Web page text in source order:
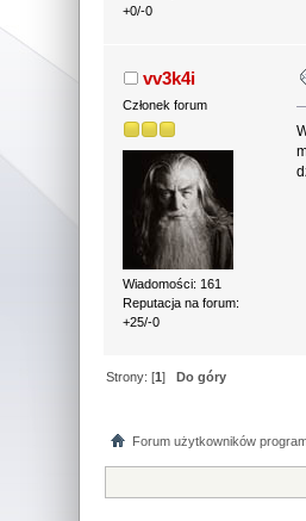
+0/-0
vv3k4i
Członek forum
Wiadomości: 161
Reputacja na forum:
+25/-0
Strony: [1]Do góry
Forum użytkowników